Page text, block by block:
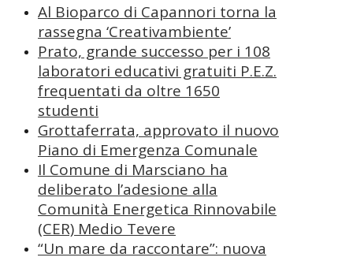
Al Bioparco di Capannori torna la
rassegna ‘Creativambiente’
Prato, grande successo per i 108
laboratori educativi gratuiti P.E.Z.
frequentati da oltre 1650
studenti
Grottaferrata, approvato il nuovo
Piano di Emergenza Comunale
Il Comune di Marsciano ha
deliberato l’adesione alla
Comunità Energetica Rinnovabile
(CER) Medio Tevere
“Un mare da raccontare”: nuova